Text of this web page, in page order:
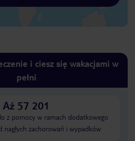
i ciesz się wakacjami w
pełni
Aż 57 201
z pomocy w ramach dodatkowego
nagłych zachorowań i wypadków